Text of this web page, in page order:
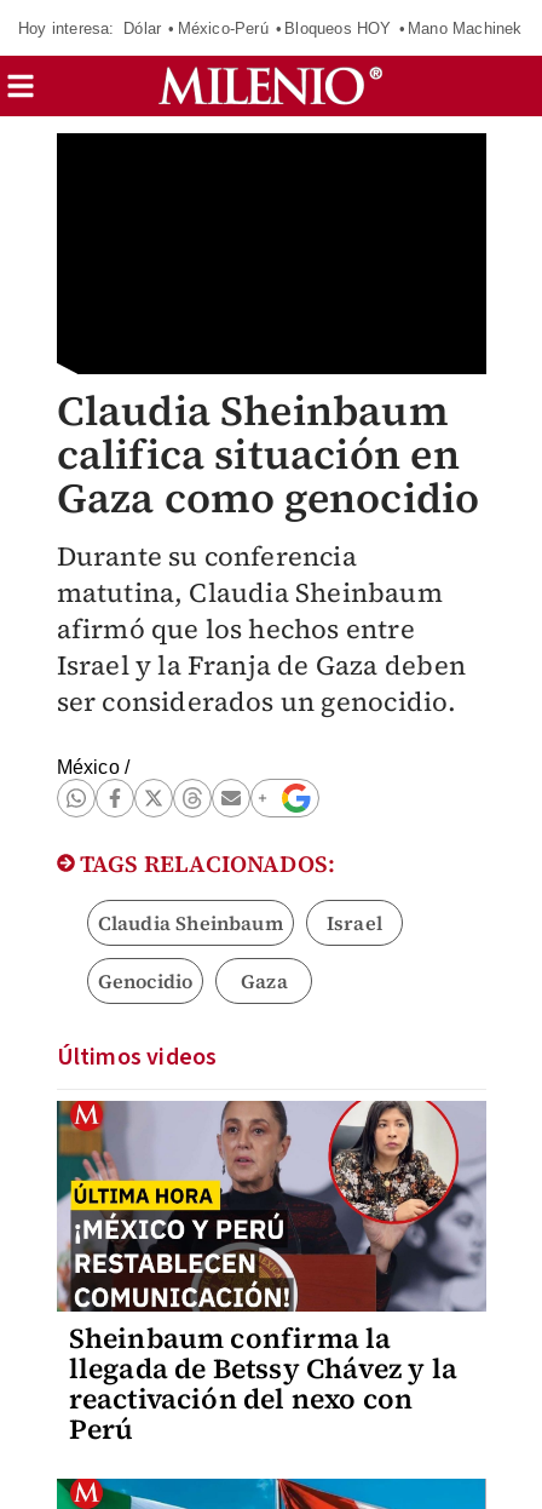
Hoy interesa: Dólar México-Perú Bloqueos HOY Mano Machinek
Claudia Sheinbaum
califica situación en
Gaza como genocidio
Durante su conferencia
matutina, Claudia Sheinbaum
afirmó que los hechos entre
Israel y la Franja de Gaza deben
ser considerados un genocidio.
México/
TAGS RELACIONADOS:
Claudia Sheinbaum Israel
Genocidio Gaza
Últimos videos
Sheinbaum confirma la
llegada de Betssy Chávez y la
reactivación del nexo con
Perú